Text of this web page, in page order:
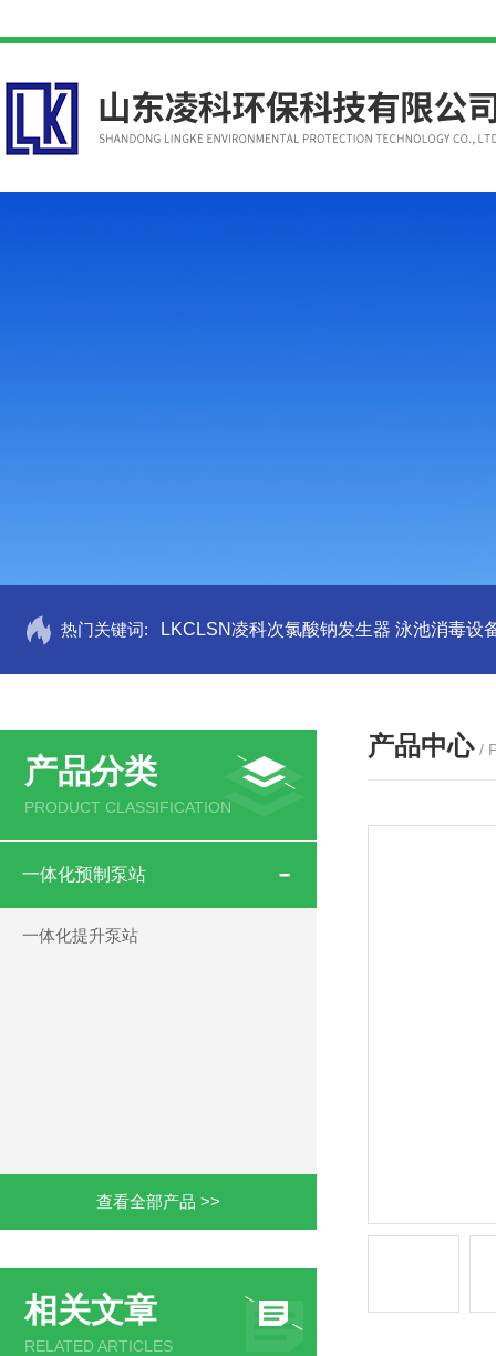
热门关键词: LKCLSN凌科次氯酸钠发生器 泳池消毒设
产品分类
PRODUCT CLASSIFICATION
一体化预制泵站
一体化提升泵站
查看全部产品 >>
相关文章
RELATED ARTICLES
产品中心 /